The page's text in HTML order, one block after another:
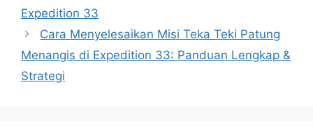
Expedition 33
Cara Menyelesaikan Misi Teka Teki Patung
Menangis di Expedition 33: Panduan Lengkap &
Strategi